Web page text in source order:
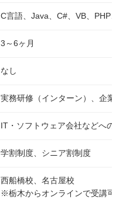
C言語、Java、C#、VB、PHP、
3～6ヶ月
なし
実務研修（インターン）、企業
IT・ソフトウェア会社などへの就
学割制度、シニア割制度
西船橋校、名古屋校
※栃木からオンラインで受講可能